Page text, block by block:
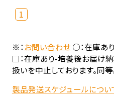
1
※：お問い合わせ○：在庫あ
□：在庫あり-培養後お届け
扱いを中止しております。同
製品発送スケジュールについ